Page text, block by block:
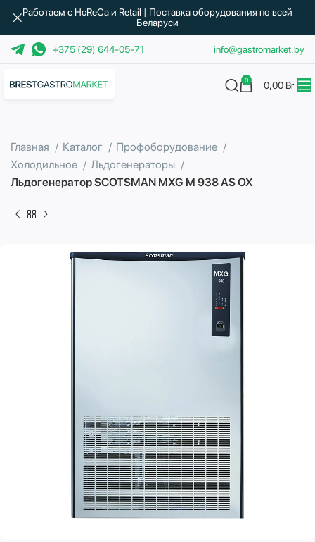
+375 (29) 644-05-71 info@gastromarket.by
0 0,00 Br
Главная Каталог
Профоборудование
Холодильное
Льдогенераторы
Льдогенератор SCOTSMAN MXG M 938 AS OX
Работаем с HoReCa и Retail | Поставка оборудования по всей
Беларуси